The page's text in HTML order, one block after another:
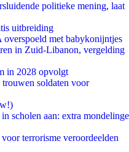
politieke mening, laat
uitbreiding
met babykonijntjes
in Zuid-Libanon, vergelding
in 2028 opvolgt
soldaten voor
scholen aan: extra mondelinge
terrorisme veroordeelden